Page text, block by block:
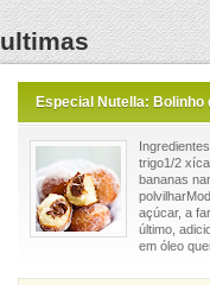
ultimas
Especial Nutella:
trigo1/2
bananas
açúcar, a
último,
em óleo